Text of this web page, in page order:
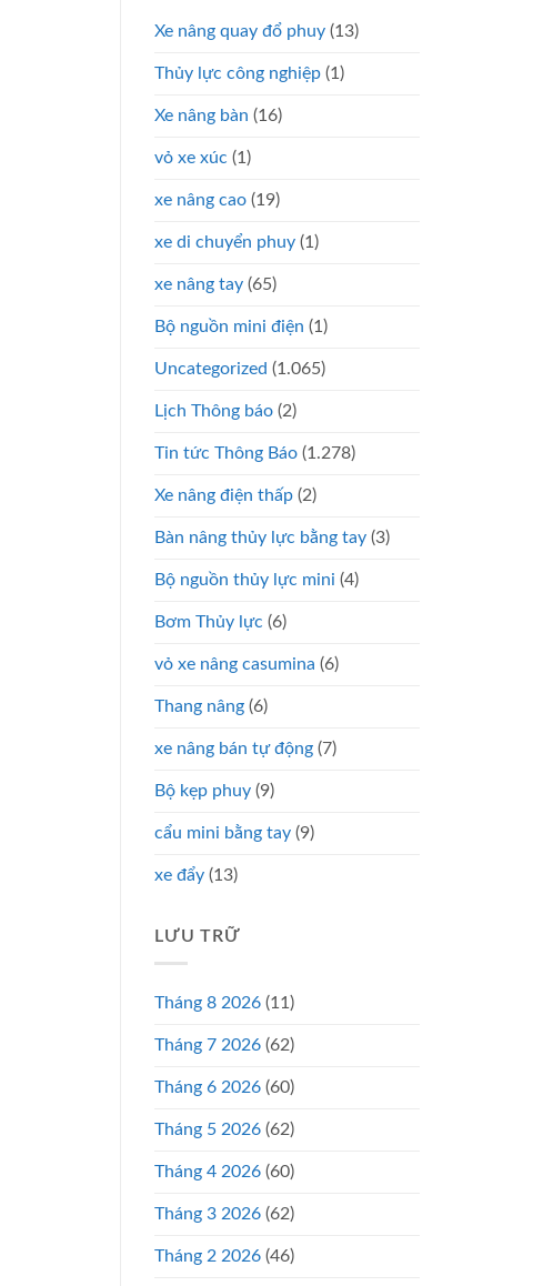
Xe nâng quay đổ phuy (13)
Thủy lực công nghiệp (1)
Xe nâng bàn (16)
vỏ xe xúc (1)
xe nâng cao (19)
xe di chuyển phuy (1)
xe nâng tay (65)
Bộ nguồn mini điện (1)
Uncategorized (1.065)
Lịch Thông báo (2)
Tin tức Thông Báo (1.278)
Xe nâng điện thấp (2)
Bàn nâng thủy lực bằng tay (3)
Bộ nguồn thủy lực mini (4)
Bơm Thủy lực (6)
vỏ xe nâng casumina (6)
Thang nâng (6)
xe nâng bán tự động (7)
Bộ kẹp phuy (9)
cẩu mini bằng tay (9)
xe đẩy (13)
LƯU TRỮ
Tháng 8 2026 (11)
Tháng 7 2026 (62)
Tháng 6 2026 (60)
Tháng 5 2026 (62)
Tháng 4 2026 (60)
Tháng 3 2026 (62)
Tháng 2 2026 (46)